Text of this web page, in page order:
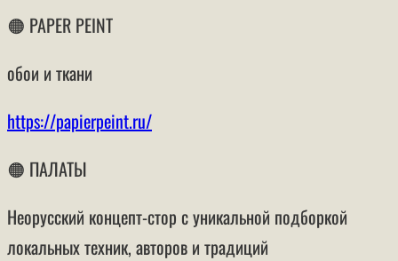
🟠 PAPER PEINT
обои и ткани
https://papierpeint.ru/
🟠 ПАЛАТЫ
Неорусский концепт-стор с уникальной подборкой
локальных техник, авторов и традиций